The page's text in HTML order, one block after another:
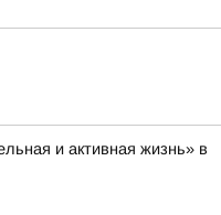
и активная жизнь» в